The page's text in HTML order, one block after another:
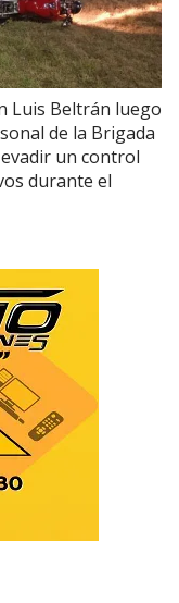
Luis Beltrán luego
de la Brigada
un control
durante el